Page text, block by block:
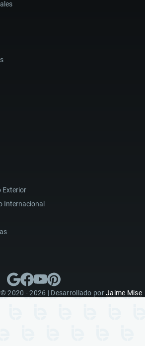
Exterior
Internacional
2020 - 2026 | Desarrollado porJaime Mise